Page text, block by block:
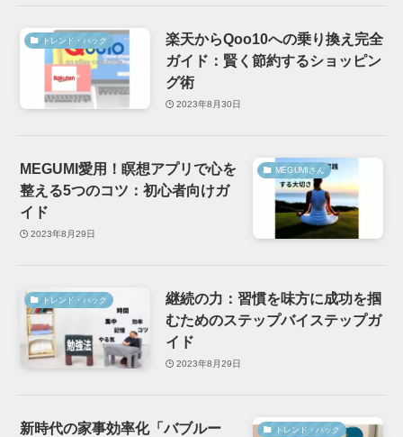
トレンド・ハック
楽天からQoo10への乗り換え完全
ガイド：賢く節約するショッピン
グ術
2023年8月30日
MEGUMIさん
MEGUMI愛用！瞑想アプリで心を
整える5つのコツ：初心者向けガ
イド
2023年8月29日
トレンド・ハック
継続の力：習慣を味方に成功を掴
むためのステップバイステップガ
イド
2023年8月29日
トレンド・ハック
新時代の家事効率化「バブルー